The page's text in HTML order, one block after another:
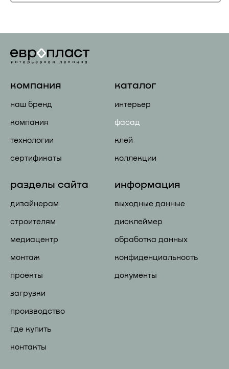
компания
наш бренд
компания
технологии
сертификаты
каталог
интерьер
фасад
клей
коллекции
разделы сайта
дизайнерам
строителям
медиацентр
монтаж
проекты
загрузки
производство
где купить
контакты
информация
выходные данные
дисклеймер
обработка данных
конфиденциальность
документы